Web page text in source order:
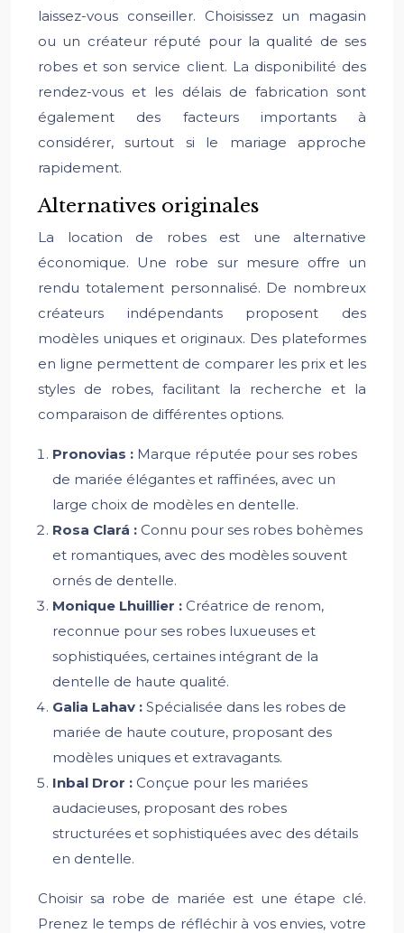
laissez-vous conseiller. Choisissez un magasin
ou un créateur réputé pour la qualité de ses
robes et son service client. La disponibilité des
rendez-vous et les délais de fabrication sont
également des facteurs importants à
considérer, surtout si le mariage approche
rapidement.
Alternatives originales
La location de robes est une alternative
économique. Une robe sur mesure offre un
rendu totalement personnalisé. De nombreux
créateurs indépendants proposent des
modèles uniques et originaux. Des plateformes
en ligne permettent de comparer les prix et les
styles de robes, facilitant la recherche et la
comparaison de différentes options.
Pronovias : Marque réputée pour ses robes
de mariée élégantes et raffinées, avec un
large choix de modèles en dentelle.
Rosa Clará : Connu pour ses robes bohèmes
et romantiques, avec des modèles souvent
ornés de dentelle.
Monique Lhuillier : Créatrice de renom,
reconnue pour ses robes luxueuses et
sophistiquées, certaines intégrant de la
dentelle de haute qualité.
Galia Lahav : Spécialisée dans les robes de
mariée de haute couture, proposant des
modèles uniques et extravagants.
Inbal Dror : Conçue pour les mariées
audacieuses, proposant des robes
structurées et sophistiquées avec des détails
en dentelle.
Choisir sa robe de mariée est une étape clé.
Prenez le temps de réfléchir à vos envies, votre